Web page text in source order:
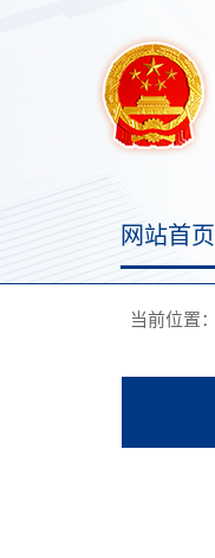
网站首页
当前位置：